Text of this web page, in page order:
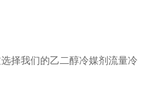
择我们的乙二醇冷媒剂流量冷